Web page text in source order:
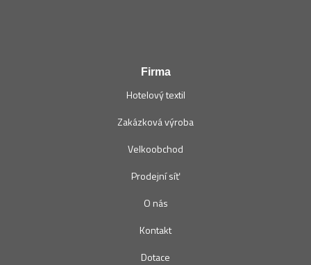
Firma
Hotelový textil
Zakázková výroba
Velkoobchod
Prodejní síť
O nás
Kontakt
Dotace